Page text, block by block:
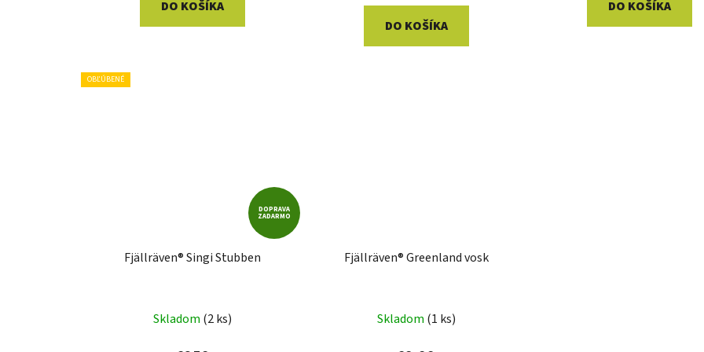
DO KOŠÍKA
DO KOŠÍKA
DO KOŠÍKA
OBĽÚBENÉ
DOPRAVA
ZADARMO
Fjällräven® Singi Stubben
Skladom (2 ks)
Fjällräven® Greenland vosk
Skladom (1 ks)